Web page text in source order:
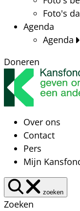
Foto's
Agenda
Agenda
Doneren
Over ons
Contact
Pers
Mijn
zoeken
Zoeken